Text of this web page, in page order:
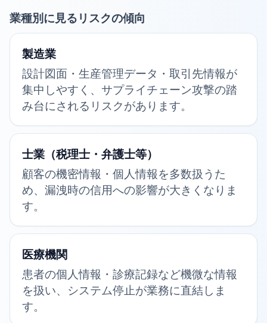
業種別に見るリスクの傾向
製造業
設計図面・生産管理データ・取引先情報が
集中しやすく、サプライチェーン攻撃の踏
み台にされるリスクがあります。
士業（税理士・弁護士等）
顧客の機密情報・個人情報を多数扱うた
め、漏洩時の信用への影響が大きくなりま
す。
医療機関
患者の個人情報・診療記録など機微な情報
を扱い、システム停止が業務に直結しま
す。